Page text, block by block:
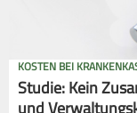
KOSTEN BEI
Studie: Kein